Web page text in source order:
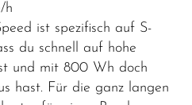
h
ist spezifisch auf S-
du schnell auf hohe
und mit 800 Wh doch
hast. Für die ganz langen